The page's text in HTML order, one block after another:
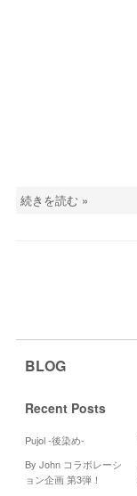
続きを読む »
BLOG
Recent Posts
Pujol -後染め-
By John コラボレーシ
ョン企画 第3弾！